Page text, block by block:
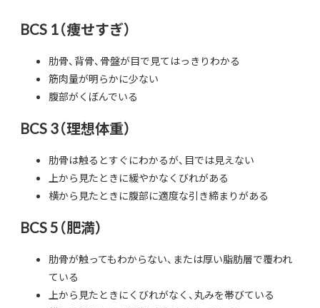
BCS 1（痩せすぎ）
肋骨、背骨、骨盤が目で見てはっきりわかる
筋肉量が明らかに少ない
腹部がくぼんでいる
BCS 3（理想体重）
肋骨は触るとすぐにわかるが、目では見えない
上から見たときに緩やかなくびれがある
横から見たときに腹部に適度な引き締まりがある
BCS 5（肥満）
肋骨が触ってもわからない、または厚い脂肪層で覆われ
ている
上から見たときにくびれがなく、丸みを帯びている